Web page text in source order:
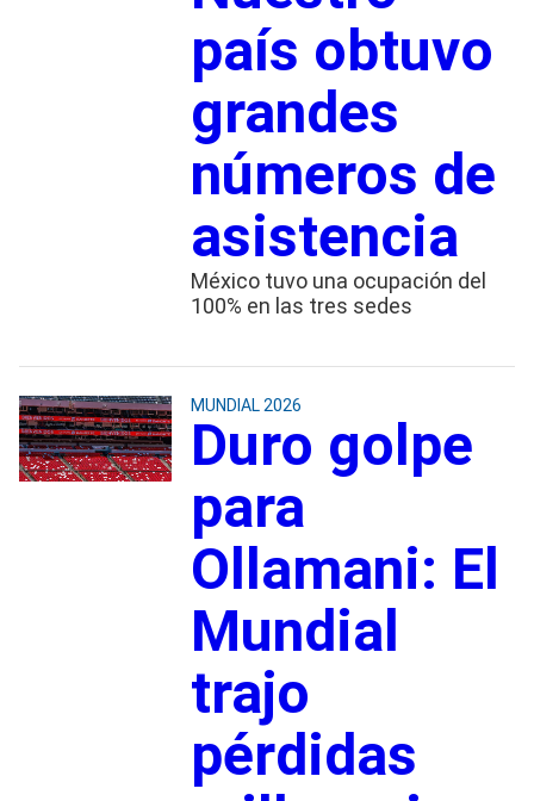
país obtuvo
grandes
números de
asistencia
México tuvo una ocupación del
100% en las tres sedes
MUNDIAL 2026
Duro golpe
para
Ollamani: El
Mundial
trajo
pérdidas